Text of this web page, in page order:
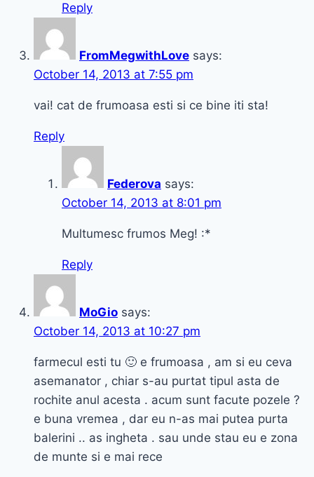
Reply
FromMegwithLove says:
October 14, 2013 at 7:55 pm
vai! cat de frumoasa esti si ce bine iti sta!
Reply
Federova says:
October 14, 2013 at 8:01 pm
Multumesc frumos Meg! :*
Reply
MoGio says:
October 14, 2013 at 10:27 pm
farmecul esti tu 🙂 e frumoasa , am si eu ceva
asemanator , chiar s-au purtat tipul asta de
rochite anul acesta . acum sunt facute pozele ?
e buna vremea , dar eu n-as mai putea purta
balerini .. as ingheta . sau unde stau eu e zona
de munte si e mai rece